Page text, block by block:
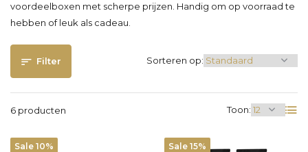
voordeelboxen met scherpe prijzen. Handig om op voorraad te
hebben of leuk als cadeau.
Filter
6 producten Toon:
Sorteren op:
Sale 10% Sale 15%